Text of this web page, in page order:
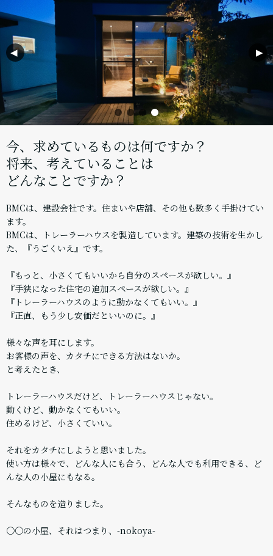
今、求めているものは何ですか？
将来、考えていることは
どんなことですか？
BMCは、建設会社です。住まいや店舗、その他も数多く手掛けてい
ます。
BMCは、トレーラーハウスを製造しています。建築の技術を生かし
た、『うごくいえ』です。
『もっと、小さくてもいいから自分のスペースが欲しい。』
『手狭になった住宅の追加スペースが欲しい。』
『トレーラーハウスのように動かなくてもいい。』
『正直、もう少し安価だといいのに。』
様々な声を耳にします。
お客様の声を、カタチにできる方法はないか。
と考えたとき、
トレーラーハウスだけど、トレーラーハウスじゃない。
動くけど、動かなくてもいい。
住めるけど、小さくていい。
それをカタチにしようと思いました。
使い方は様々で、どんな人にも合う、どんな人でも利用できる、ど
んな人の小屋にもなる。
そんなものを造りました。
〇〇の小屋、それはつまり、-nokoya-